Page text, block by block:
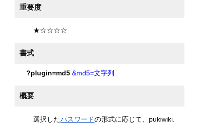
重要度
★☆☆☆☆
書式
?plugin=md5 &md5=文字列
概要
選択したパスワードの形式に応じて、pukiwiki.